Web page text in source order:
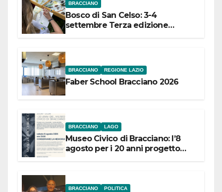
BRACCIANO
Bosco di San Celso: 3-4
settembre Terza edizione
BRACCIANO REGIONE LAZIO
Faber School Bracciano 2026
BRACCIANO LAGO
Museo Civico di Bracciano: l’8
agosto per i 20 anni progetto
BRACCIANO POLITICA